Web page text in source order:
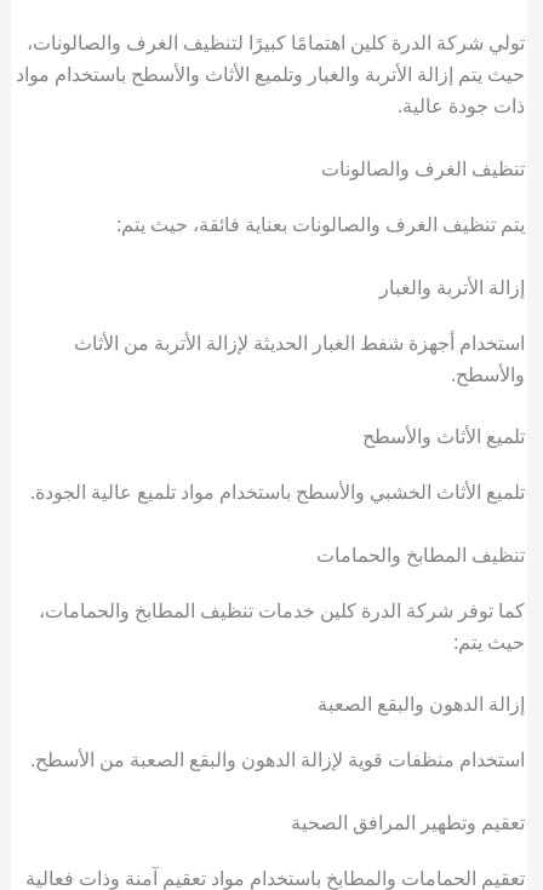
تولي شركة الدرة كلين اهتمامًا كبيرًا لتنظيف الغرف والصالونات،
حيث يتم إزالة الأتربة والغبار وتلميع الأثاث والأسطح باستخدام مواد
ذات جودة عالية.
تنظيف الغرف والصالونات
يتم تنظيف الغرف والصالونات بعناية فائقة، حيث يتم:
إزالة الأتربة والغبار
استخدام أجهزة شفط الغبار الحديثة لإزالة الأتربة من الأثاث
والأسطح.
تلميع الأثاث والأسطح
تلميع الأثاث الخشبي والأسطح باستخدام مواد تلميع عالية الجودة.
تنظيف المطابخ والحمامات
كما توفر شركة الدرة كلين خدمات تنظيف المطابخ والحمامات،
حيث يتم:
إزالة الدهون والبقع الصعبة
استخدام منظفات قوية لإزالة الدهون والبقع الصعبة من الأسطح.
تعقيم وتطهير المرافق الصحية
تعقيم الحمامات والمطابخ باستخدام مواد تعقيم آمنة وذات فعالية